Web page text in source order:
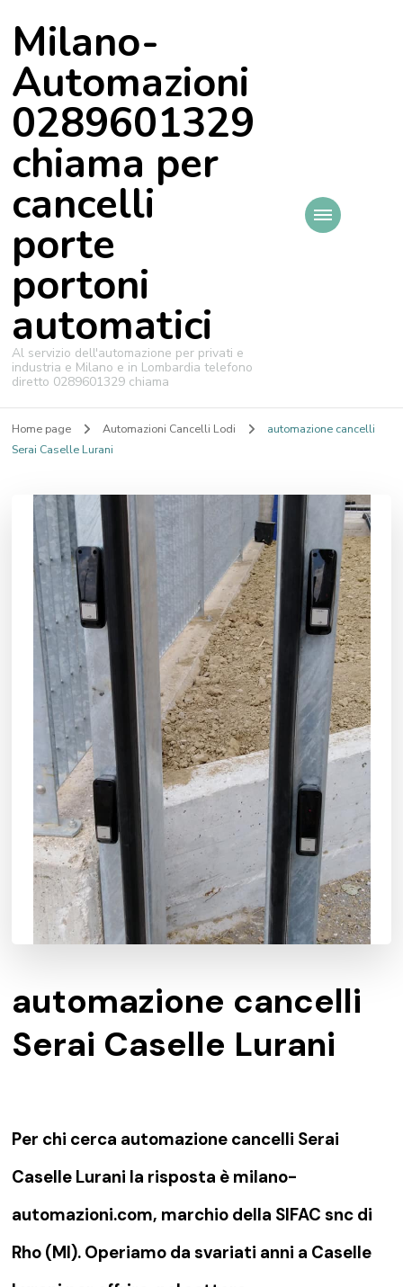
Milano-
Automazioni
0289601329
chiama per
cancelli
porte
portoni
automatici
Al servizio dell'automazione per privati e
industria e Milano e in Lombardia telefono
diretto 0289601329 chiama
Home page Automazioni Cancelli Lodi
automazione cancelli
Serai Caselle Lurani
automazione cancelli
Serai Caselle Lurani
Per chi cerca automazione cancelli Serai
Caselle Lurani la risposta è milano-
automazioni.com, marchio della SIFAC snc di
Rho (MI). Operiamo da svariati anni a Caselle